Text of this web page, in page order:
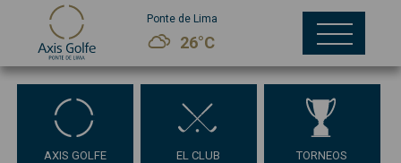
Ponte de Lima
26°C
AXIS GOLFE EL CLUB TORNEOS